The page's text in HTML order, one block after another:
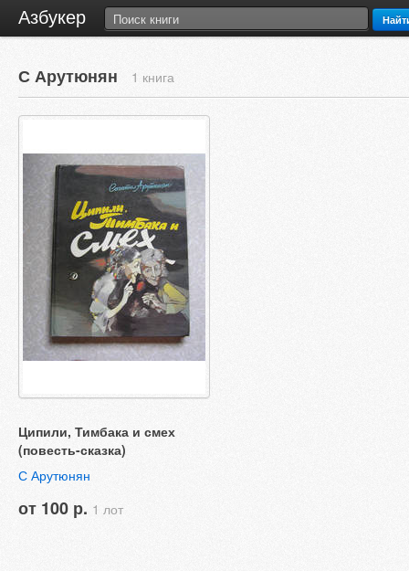
Азбукер
С Арутюнян 1 книга
Ципили, Тимбака и смех
(повесть-сказка)
С Арутюнян
от 100 р. 1 лот